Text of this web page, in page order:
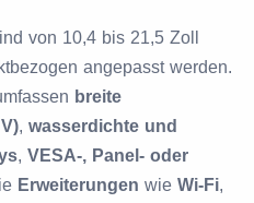
von 10,4 bis 21,5 Zoll
angepasst werden.
breite
, wasserdichte und
, VESA-, Panel- oder
Erweiterungen wie Wi-Fi,